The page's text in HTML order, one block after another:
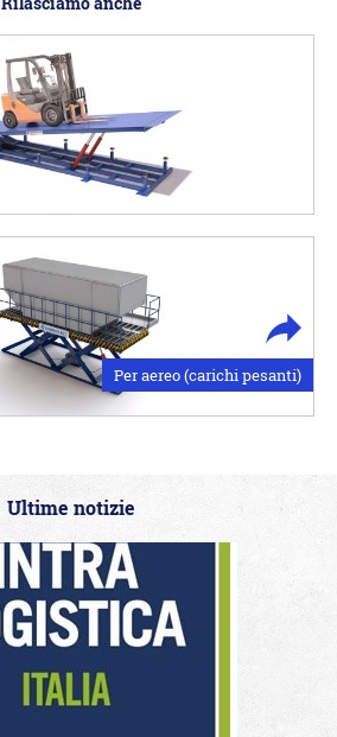
Per aereo (carichi pesanti)
Ultime notizie